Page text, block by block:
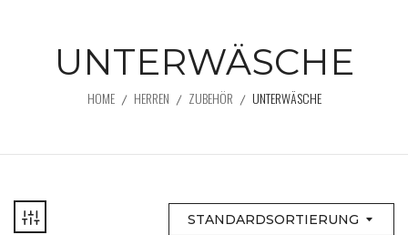
UNTERWÄSCHE
HOME HERREN ZUBEHÖR UNTERWÄSCHE
STANDARDSORTIERUNG